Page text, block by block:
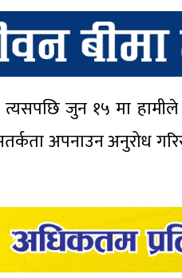
त्यसपछि जुन १५ मा
अपनाउन अनुरोध